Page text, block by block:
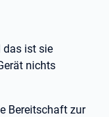
das ist sie
nichts
Bereitschaft zur